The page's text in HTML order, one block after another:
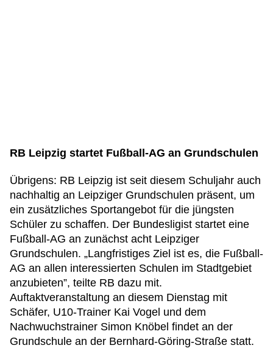
RB Leipzig startet Fußball-AG an Grundschulen
Übrigens: RB Leipzig ist seit diesem Schuljahr auch
nachhaltig an Leipziger Grundschulen präsent, um
ein zusätzliches Sportangebot für die jüngsten
Schüler zu schaffen. Der Bundesligist startet eine
Fußball-AG an zunächst acht Leipziger
Grundschulen. „Langfristiges Ziel ist es, die Fußball-
AG an allen interessierten Schulen im Stadtgebiet
anzubieten”, teilte RB dazu mit.
Auftaktveranstaltung an diesem Dienstag mit
Schäfer, U10-Trainer Kai Vogel und dem
Nachwuchstrainer Simon Knöbel findet an der
Grundschule an der Bernhard-Göring-Straße statt.